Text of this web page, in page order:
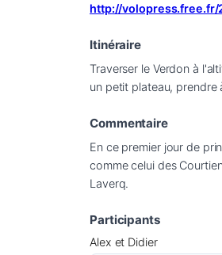
http://volopress.free.fr/
Itinéraire
Traverser le Verdon à
un petit plateau, prendre
Commentaire
En ce premier jour de
comme celui des
Laverq.
Participants
Alex et Didier